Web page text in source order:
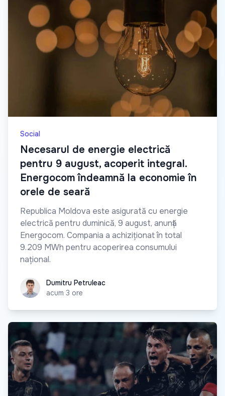
Social
Necesarul de energie electrică
pentru 9 august, acoperit integral.
Energocom îndeamnă la economie în
orele de seară
Republica Moldova este asigurată cu energie
electrică pentru duminică, 9 august, anunță
Energocom. Compania a achiziționat în total
9.209 MWh pentru acoperirea consumului
național.
Dumitru Petruleac
Dumitru Petruleac
acum 3 ore